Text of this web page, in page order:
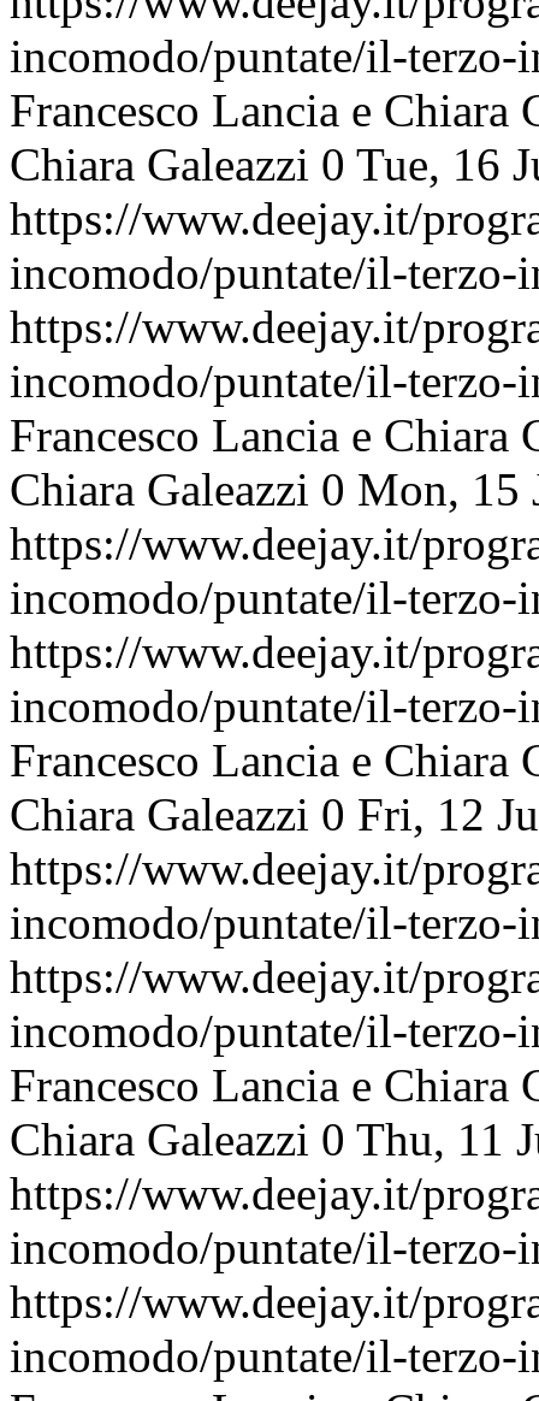
incomodo/puntate/il-
Francesco Lancia e Chiara
Chiara Galeazzi 0 Tue, 16
https://www.deejay.it/
incomodo/puntate/il-
https://www.deejay.it/
incomodo/puntate/il-
Francesco Lancia e Chiara
Chiara Galeazzi 0 Mon, 15
https://www.deejay.it/
incomodo/puntate/il-
https://www.deejay.it/
incomodo/puntate/il-
Francesco Lancia e Chiara
Chiara Galeazzi 0 Fri, 12
https://www.deejay.it/
incomodo/puntate/il-
https://www.deejay.it/
incomodo/puntate/il-
Francesco Lancia e Chiara
Chiara Galeazzi 0 Thu, 11
https://www.deejay.it/
incomodo/puntate/il-
https://www.deejay.it/
incomodo/puntate/il-